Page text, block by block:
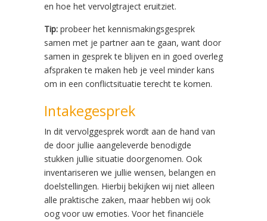
en hoe het vervolgtraject eruitziet.
Tip: probeer het kennismakingsgesprek
samen met je partner aan te gaan, want door
samen in gesprek te blijven en in goed overleg
afspraken te maken heb je veel minder kans
om in een conflictsituatie terecht te komen.
Intakegesprek
In dit vervolggesprek wordt aan de hand van
de door jullie aangeleverde benodigde
stukken jullie situatie doorgenomen. Ook
inventariseren we jullie wensen, belangen en
doelstellingen. Hierbij bekijken wij niet alleen
alle praktische zaken, maar hebben wij ook
oog voor uw emoties. Voor het financiële